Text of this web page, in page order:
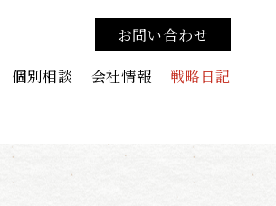
お問い合わせ
個別相談 会社情報 戦略日記